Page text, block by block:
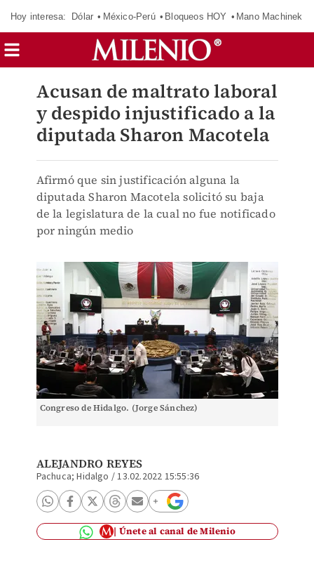
Hoy interesa: Dólar México-Perú Bloqueos HOY Mano Machinek
Acusan de maltrato laboral
y despido injustificado a la
diputada Sharon Macotela
Afirmó que sin justificación alguna la
diputada Sharon Macotela solicitó su baja
de la legislatura de la cual no fue notificado
por ningún medio
Congreso de Hidalgo. (Jorge Sánchez)
ALEJANDRO REYES
Pachuca; Hidalgo /13.02.2022 15:55:36
Únete al canal de Milenio